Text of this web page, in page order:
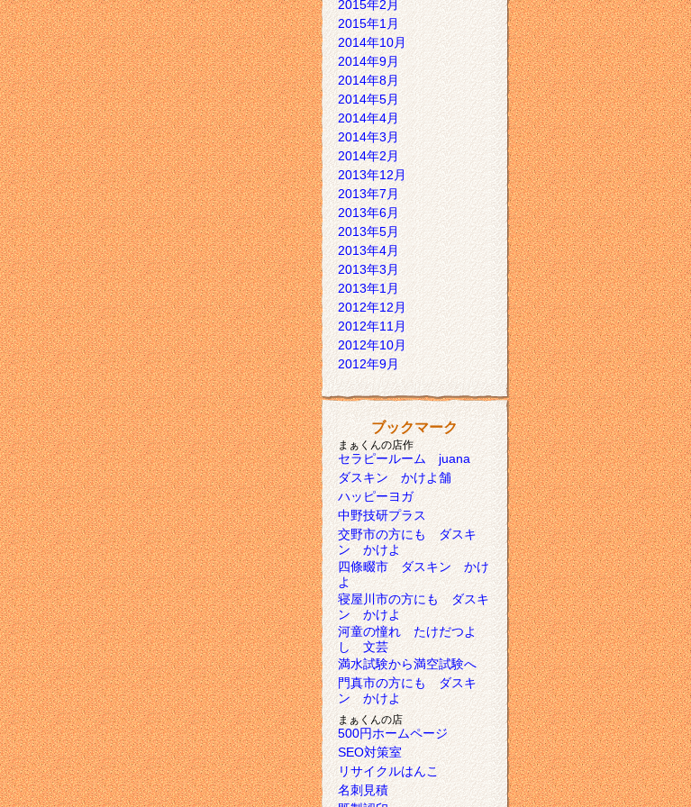
2015年2月
2015年1月
2014年10月
2014年9月
2014年8月
2014年5月
2014年4月
2014年3月
2014年2月
2013年12月
2013年7月
2013年6月
2013年5月
2013年4月
2013年3月
2013年1月
2012年12月
2012年11月
2012年10月
2012年9月
ブックマーク
まぁくんの店作
セラピールーム juana
ダスキン かけよ舗
ハッピーヨガ
中野技研プラス
交野市の方にも ダスキ
ン かけよ
四條畷市 ダスキン かけ
よ
寝屋川市の方にも ダスキ
ン かけよ
河童の憧れ たけだつよ
し 文芸
満水試験から満空試験へ
門真市の方にも ダスキ
ン かけよ
まぁくんの店
500円ホームページ
SEO対策室
リサイクルはんこ
名刺見積